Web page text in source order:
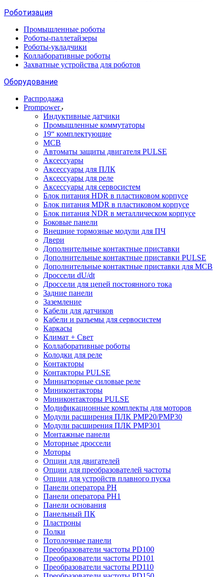
Роботизация
Промышленные роботы
Роботы-паллетайзеры
Роботы-укладчики
Коллаборативные роботы
Захватные устройства для роботов
Оборудование
Распродажа
Prompower
Индуктивные датчики
Промышленные коммутаторы
19“ комплектующие
MCB
Автоматы защиты двигателя PULSE
Аксессуары
Аксессуары для ПЛК
Аксессуары для реле
Аксессуары для сервосистем
Блок питания HDR в пластиковом корпусе
Блок питания MDR в пластиковом корпусе
Блок питания NDR в металлическом корпусе
Боковые панели
Внешние тормозные модули для ПЧ
Двери
Дополнительные контактные приставки
Дополнительные контактные приставки PULSE
Дополнительные контактные приставки для MCB
Дроссели dU/dt
Дроссели для цепей постоянного тока
Задние панели
Заземление
Кабели для датчиков
Кабели и разъемы для сервосистем
Каркасы
Климат + Свет
Коллаборативные роботы
Колодки для реле
Контакторы
Контакторы PULSE
Миниатюрные силовые реле
Миниконтакторы
Миниконтакторы PULSE
Модификационные комплекты для моторов
Модули расширения ПЛК PMP20/PMP30
Модули расширения ПЛК PMP301
Монтажные панели
Моторные дроссели
Моторы
Опции для двигателей
Опции для преобразователей частоты
Опции для устройств плавного пуска
Панели оператора PH
Панели оператора PH1
Панели основания
Панельный ПК
Пластроны
Полки
Потолочные панели
Преобразователи частоты PD100
Преобразователи частоты PD101
Преобразователи частоты PD110